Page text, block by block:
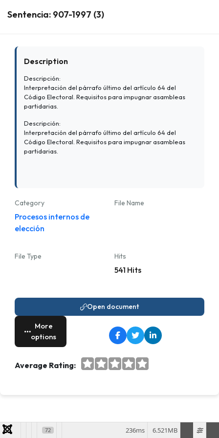
Sentencia: 907-1997 (3)
Description
Descripción:
Interpretación del párrafo último del artículo 64 del
Código Electoral. Requisitos para impugnar asambleas
partidarias.
Descripción:
Interpretación del párrafo último del artículo 64 del
Código Electoral. Requisitos para impugnar asambleas
partidarias.
Category
Procesos internos de
elección
File Name
File Type Hits
541 Hits
Open document
More
options
Average Rating:
72 6.521MB
236ms